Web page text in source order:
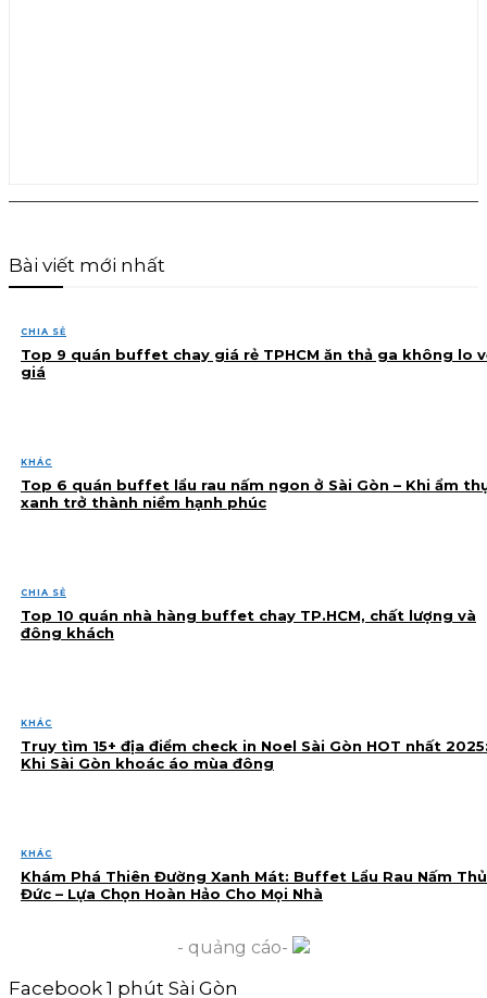
Bài viết mới nhất
CHIA SẺ
Top 9 quán buffet chay giá rẻ TPHCM ăn thả ga không lo
giá
KHÁC
Top 6 quán buffet lẩu rau nấm ngon ở Sài Gòn – Khi ẩm
xanh trở thành niềm hạnh phúc
CHIA SẺ
Top 10 quán nhà hàng buffet chay TP.HCM, chất lượng và
đông khách
KHÁC
Truy tìm 15+ địa điểm check in Noel Sài Gòn HOT nhất
Khi Sài Gòn khoác áo mùa đông
KHÁC
Khám Phá Thiên Đường Xanh Mát: Buffet Lẩu Rau Nấm Thủ
Đức – Lựa Chọn Hoàn Hảo Cho Mọi Nhà
- quảng cáo-
Facebook 1 phút Sài Gòn